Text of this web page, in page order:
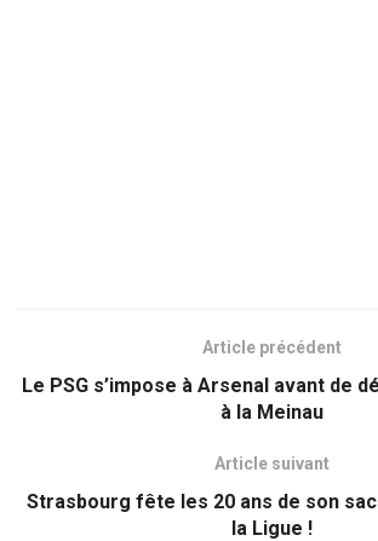
Article précédent
Le PSG s’impose à Arsenal avant de
à la Meinau
Article suivant
Strasbourg fête les 20 ans de son
la Ligue !